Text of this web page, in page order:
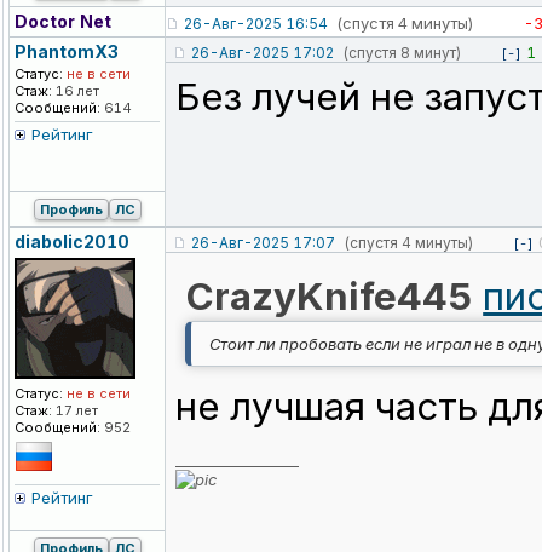
Doctor Net 26-Авг-2025 16:54 (спустя 4 минуты) -
PhantomX3
Статус: не в сети
Стаж: 16 лет
Сообщений: 614
Рейтинг
26-Авг-2025 17:02 (спустя 8 минут) [-] 1
Без лучей не
Профиль ЛС
diabolic2010
Статус: не в сети
Стаж: 17 лет
Сообщений: 952
Рейтинг
26-Авг-2025 17:07 (спустя 4 минуты) [-]
CrazyKnife445
Стоит ли пробовать если не играл не в
не лучшая часть